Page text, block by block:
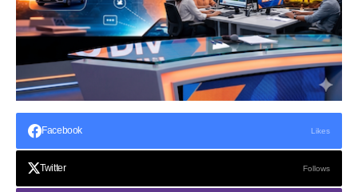
Facebook Likes
Twitter Follows